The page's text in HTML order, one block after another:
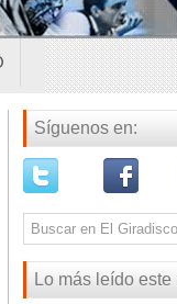
Síguenos en:
Lo más leído este